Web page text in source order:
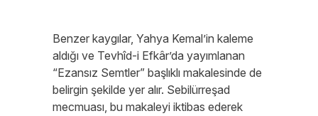
Benzer kaygılar, Yahya Kemal’in kaleme
aldığı ve Tevhîd-i Efkâr’da yayımlanan
“Ezansız Semtler” başlıklı makalesinde de
belirgin şekilde yer alır. Sebilürreşad
mecmuası, bu makaleyi iktibas ederek